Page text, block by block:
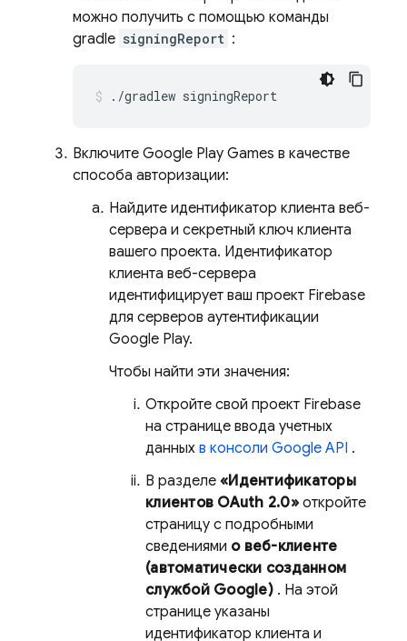
можно получить с помощью команды
gradle signingReport :
./gradlew signingReport
Включите Google Play Games в качестве
способа авторизации:
Найдите идентификатор клиента веб-
сервера и секретный ключ клиента
вашего проекта. Идентификатор
клиента веб-сервера
идентифицирует ваш проект Firebase
для серверов аутентификации
Google Play.
Чтобы найти эти значения:
Откройте свой проект Firebase
на странице ввода учетных
данных в консоли Google API .
В разделе «Идентификаторы
клиентов OAuth 2.0»откройте
страницу с подробными
сведениями о веб-клиенте
(автоматически созданном
службой Google). На этой
странице указаны
идентификатор клиента и